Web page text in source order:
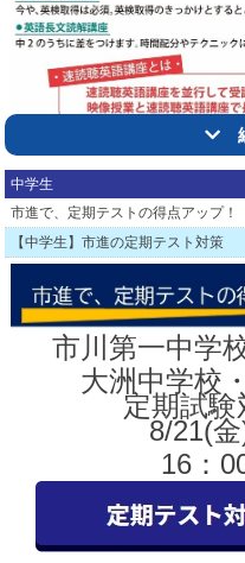
お申し込みは教室
続
中学生
市進で、定期テストの得点アップ！
【中学生】市進の定期テスト対策
市川第一中学
大洲中学校
定期試
8/21(
16：